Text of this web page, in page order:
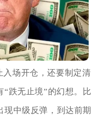
入场开仓，还要制定清
跌无止境”的幻想。比
现中级反弹，到达前期